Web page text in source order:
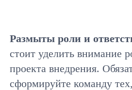
Размыты роли и
стоит уделить внимание
проекта внедрения.
сформируйте команду